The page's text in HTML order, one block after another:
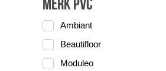
Merk PVC
Ambiant
Beautifloor
Moduleo